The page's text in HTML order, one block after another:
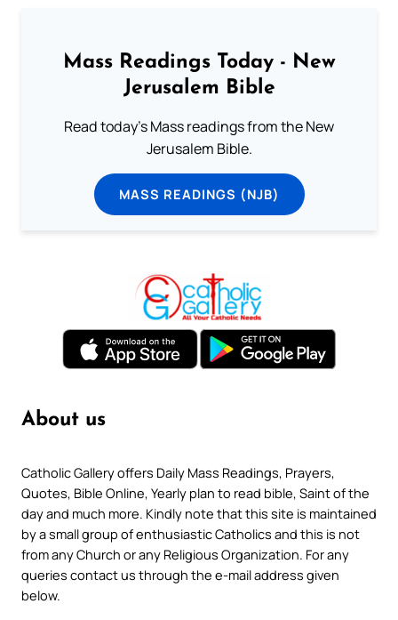
Mass Readings Today - New
Jerusalem Bible
Read today's Mass readings from the New
Jerusalem Bible.
MASS READINGS (NJB)
About us
Catholic Gallery offers Daily Mass Readings, Prayers,
Quotes, Bible Online, Yearly plan to read bible, Saint of the
day and much more. Kindly note that this site is maintained
by a small group of enthusiastic Catholics and this is not
from any Church or any Religious Organization. For any
queries contact us through the e-mail address given
below.